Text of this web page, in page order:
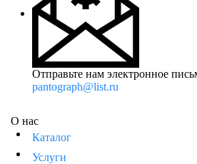
Отправьте нам электронное
pantograph@list.ru
О нас
Каталог
Услуги